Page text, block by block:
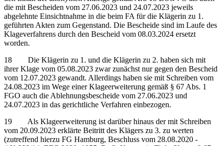
die mit Bescheiden vom 27.06.2023 und 24.07.2023 jeweils
abgelehnte Einsichtnahme in die beim FA für die Klägerin zu 1.
geführten Akten zum Gegenstand. Die Bescheide sind im Laufe des
Klageverfahrens durch den Bescheid vom 08.03.2024 ersetzt
worden.
18 Die Klägerin zu 1. und die Klägerin zu 2. haben sich mit
ihrer Klage vom 05.08.2023 zwar zunächst nur gegen den Bescheid
vom 12.07.2023 gewandt. Allerdings haben sie mit Schreiben vom
24.08.2023 im Wege einer Klageerweiterung gemäß § 67 Abs. 1
FGO auch die Ablehnungsbescheide vom 27.06.2023 und
24.07.2023 in das gerichtliche Verfahren einbezogen.
19 Als Klageerweiterung ist darüber hinaus der mit Schreiben
vom 20.09.2023 erklärte Beitritt des Klägers zu 3. zu werten
(zutreffend hierzu FG Hamburg, Beschluss vom 28.08.2020 -